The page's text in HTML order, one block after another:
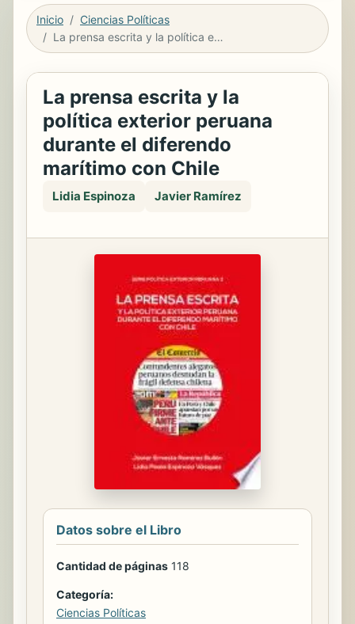
Inicio
Ciencias Políticas
La prensa escrita y la política exterior peruana durante el diferendo marítimo con Chile
La prensa escrita y la
política exterior peruana
durante el diferendo
marítimo con Chile
Lidia Espinoza Javier Ramírez
Datos sobre el Libro
Cantidad de páginas 118
Categoría:
Ciencias Políticas